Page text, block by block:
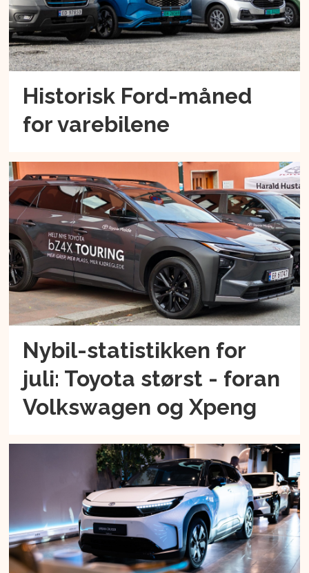
Historisk Ford-måned
for varebilene
Nybil-statistikken for
juli: Toyota størst - foran
Volkswagen og Xpeng